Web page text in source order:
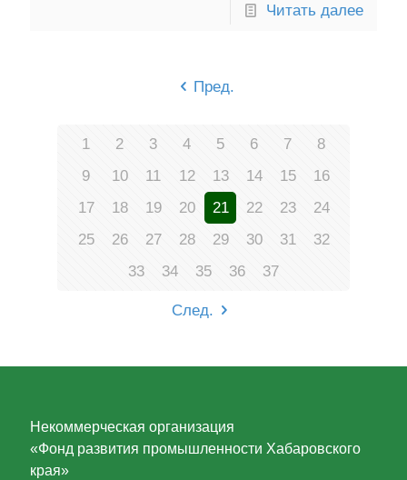
Читать далее
Пред.
1 2 3 4 5 6 7
8
9
10 11 12 13 14 15
16
17
18 19 20 21 22 23
24
25
26 27 28 29 30 31
32
33
34 35 36 37
След.
Некоммерческая организация
«Фонд развития промышленности Хабаровского
края»